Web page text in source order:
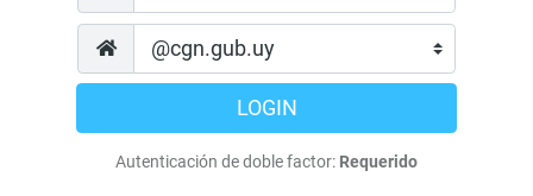
LOGIN
Autenticación de doble factor: Requerido